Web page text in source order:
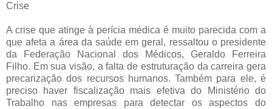
Crise
A crise que atinge à perícia médica é muito parecida com a
que afeta a área da saúde em geral, ressaltou o presidente
da Federação Nacional dos Médicos, Geraldo Ferreira
Filho. Em sua visão, a falta de estruturação da carreira gera
precarização dos recursos humanos. Também para ele, é
preciso haver fiscalização mais efetiva do Ministério do
Trabalho nas empresas para detectar os aspectos do